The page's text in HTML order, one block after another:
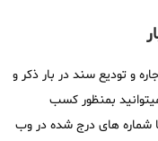
و تودیع سند در بار ذکر و
بمنظور کسب
شماره های درج شده در وب